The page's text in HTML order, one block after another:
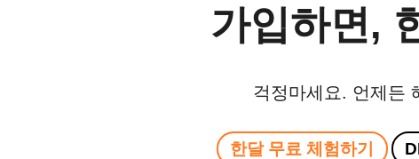
가입하면,
걱정마세요. 언제든
한달 무료 체험하기